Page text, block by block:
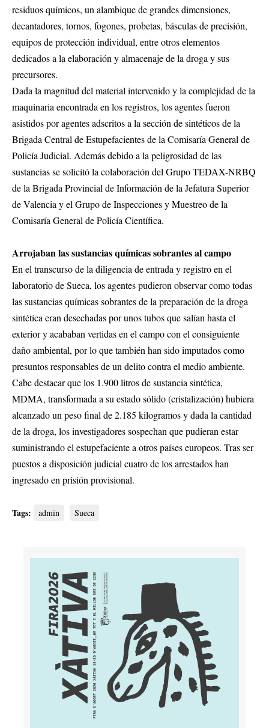
residuos químicos, un alambique de grandes dimensiones,
decantadores, tornos, fogones, probetas, básculas de precisión,
equipos de protección individual, entre otros elementos
dedicados a la elaboración y almacenaje de la droga y sus
precursores.
Dada la magnitud del material intervenido y la complejidad de la
maquinaria encontrada en los registros, los agentes fueron
asistidos por agentes adscritos a la sección de sintéticos de la
Brigada Central de Estupefacientes de la Comisaría General de
Policía Judicial. Además debido a la peligrosidad de las
sustancias se solicitó la colaboración del Grupo TEDAX-NRBQ
de la Brigada Provincial de Información de la Jefatura Superior
de Valencia y el Grupo de Inspecciones y Muestreo de la
Comisaría General de Policía Científica.
Arrojaban las sustancias químicas sobrantes al campo
En el transcurso de la diligencia de entrada y registro en el
laboratorio de Sueca, los agentes pudieron observar como todas
las sustancias químicas sobrantes de la preparación de la droga
sintética eran desechadas por unos tubos que salían hasta el
exterior y acababan vertidas en el campo con el consiguiente
daño ambiental, por lo que también han sido imputados como
presuntos responsables de un delito contra el medio ambiente.
Cabe destacar que los 1.900 litros de sustancia sintética,
MDMA, transformada a su estado sólido (cristalización) hubiera
alcanzado un peso final de 2.185 kilogramos y dada la cantidad
de la droga, los investigadores sospechan que pudieran estar
suministrando el estupefaciente a otros países europeos. Tras ser
puestos a disposición judicial cuatro de los arrestados han
ingresado en prisión provisional.
Tags: admin Sueca